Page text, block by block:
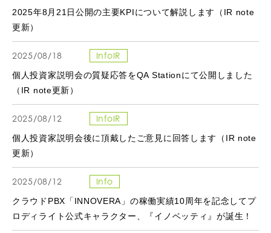
2025年8月21日公開の主要KPIについて解説します（IR note
更新）
2025/08/18 InfoIR
個人投資家説明会の質疑応答をQA Stationにて公開しました
（IR note更新）
2025/08/12 InfoIR
個人投資家説明会後に頂戴したご意見に回答します（IR note
更新）
2025/08/12 Info
クラウドPBX「INNOVERA」の稼働実績10周年を記念してプ
ロディライト公式キャラクター、『イノベッティ』が誕生！